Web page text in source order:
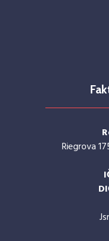
Riegrova